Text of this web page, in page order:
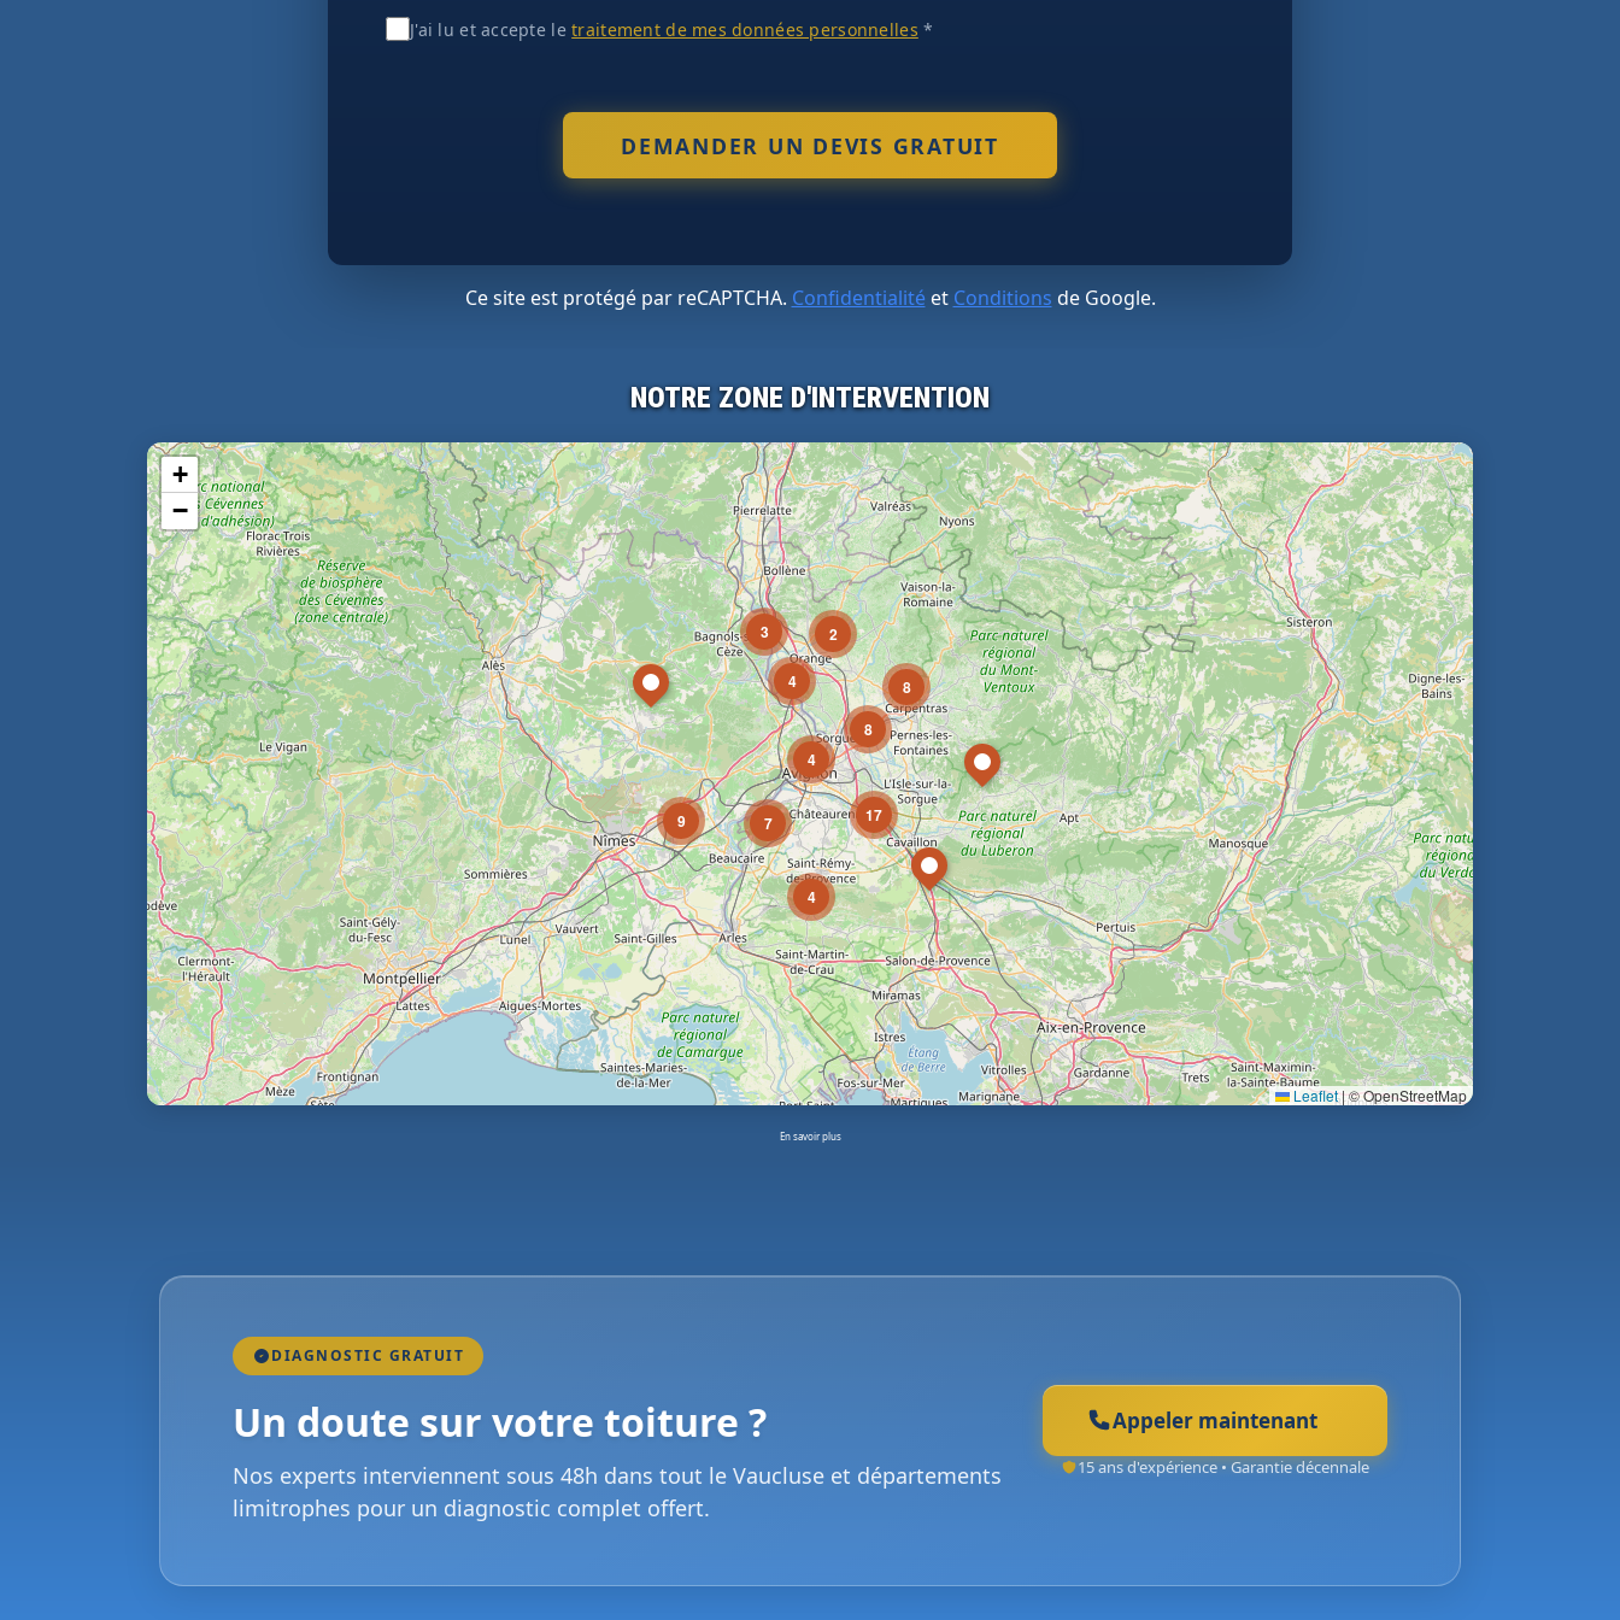
J'ai lu et accepte letraitement de mes données personnelles *
Ce site est protégé par reCAPTCHA. Confidentialitéet Conditions de Google.
NOTRE ZONE D'INTERVENTION
3
4
9 7
2
4
4
17
8
8
+
−
Leaflet|© OpenStreetMap
En savoir plus
DIAGNOSTIC GRATUIT
Un doute sur votre toiture ?
Nos experts interviennent sous 48h dans tout le Vaucluse et départements
limitrophes pour un diagnostic complet offert.
Appeler maintenant
15 ans d'expérience • Garantie décennale